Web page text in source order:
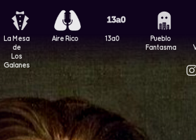
La Mesa
de
Los
Galanes
Aire Rico 13a0
Pueblo
Fantasma